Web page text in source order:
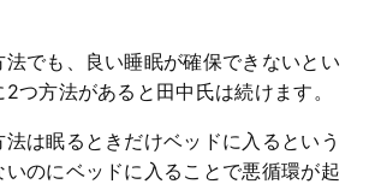
でも、良い睡眠が確保できないとい
つ方法があると田中氏は続けます。
法は眠るときだけベッドに入るという
のにベッドに入ることで悪循環が起